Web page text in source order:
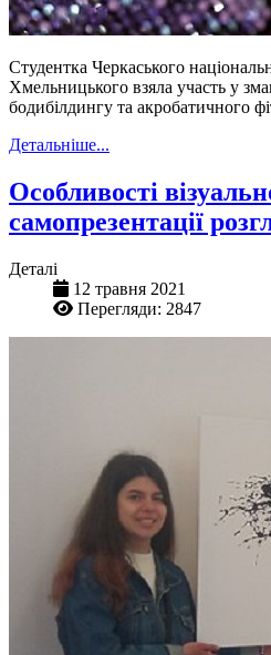
Студентка Черкаського
Хмельницького взяла участь у
бодибілдингу та акробатичного
Детальніше...
Особливості
самопрезентації
Деталі
12 травня 2021
Перегляди: 2847